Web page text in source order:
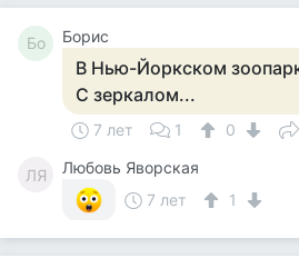
Бо Борис
В Нью-Йоркском
С зеркалом...
7 лет 1 0
ЛЯ
Любовь Яворская
7 лет
1